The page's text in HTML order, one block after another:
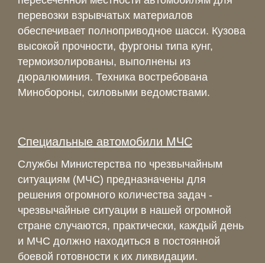
перевозки взрывчатых материалов
обеспечивает полноприводное шасси. Кузова
высокой прочности, фургоны типа кунг,
термоизолированы, выполнены из
дюралюминия. Техника востребована
Минобороны, силовыми ведомствами.
Специальные автомобили МЧС
Службы Министерства по чрезвычайным
ситуациям (МЧС) предназначены для
решения огромного количества задач -
чрезвычайные ситуации в нашей огромной
стране случаются, практически, каждый день
и МЧС должно находиться в постоянной
боевой готовности к их ликвидации.